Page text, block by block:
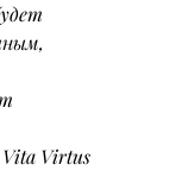
Vita Virtus